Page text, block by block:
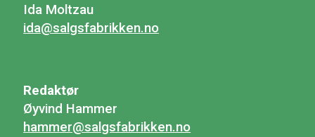
Ida Moltzau
ida@salgsfabrikken.no
Redaktør
Øyvind Hammer
hammer@salgsfabrikken.no